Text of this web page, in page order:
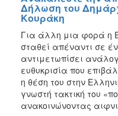
Δήλωση του
Κουράκη
Για άλλη μια φορά η
σταθεί απέναντι σε
αντιμετωπίσει
ευθυκρισία που
η θέση του στην
γνωστή τακτική του
ανακοινώνοντας